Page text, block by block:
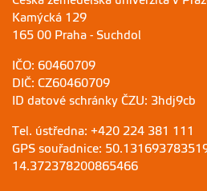
Kamýcká 129
165 00 Praha - Suchdol
IČO: 60460709
DIČ: CZ60460709
ID datové schránky ČZU: 3hdj9cb
Tel. ústředna: +420 224 381 111
GPS souřadnice:
14.372378200865466